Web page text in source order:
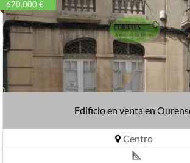
670.000 €
Edificio en venta en
Centro